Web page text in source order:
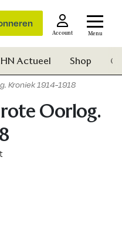
Account Menu
HN Actueel Shop
Kroniek 1914-1918
Oorlog.